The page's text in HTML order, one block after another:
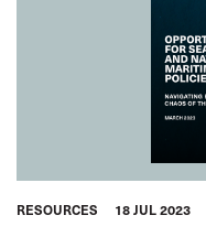
RESOURCES 18 JUL 2023